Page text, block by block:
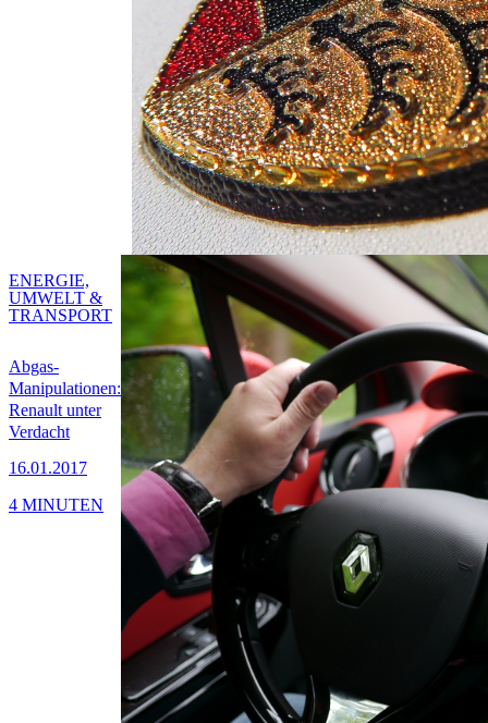
Abgas-
Manipulationen:
Renault unter
Verdacht
16.01.2017
ENERGIE,
UMWELT &
TRANSPORT
4 MINUTEN